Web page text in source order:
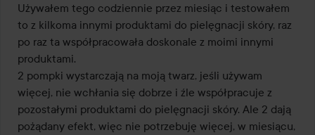
Używałem tego codziennie przez miesiąc i testowałem
to z kilkoma innymi produktami do pielęgnacji skóry, raz
po raz ta współpracowała doskonale z moimi innymi
produktami.
2 pompki wystarczają na moją twarz, jeśli używam
więcej, nie wchłania się dobrze i źle współpracuje z
pozostałymi produktami do pielęgnacji skóry. Ale 2 dają
pożądany efekt, więc nie potrzebuję więcej, w miesiącu,